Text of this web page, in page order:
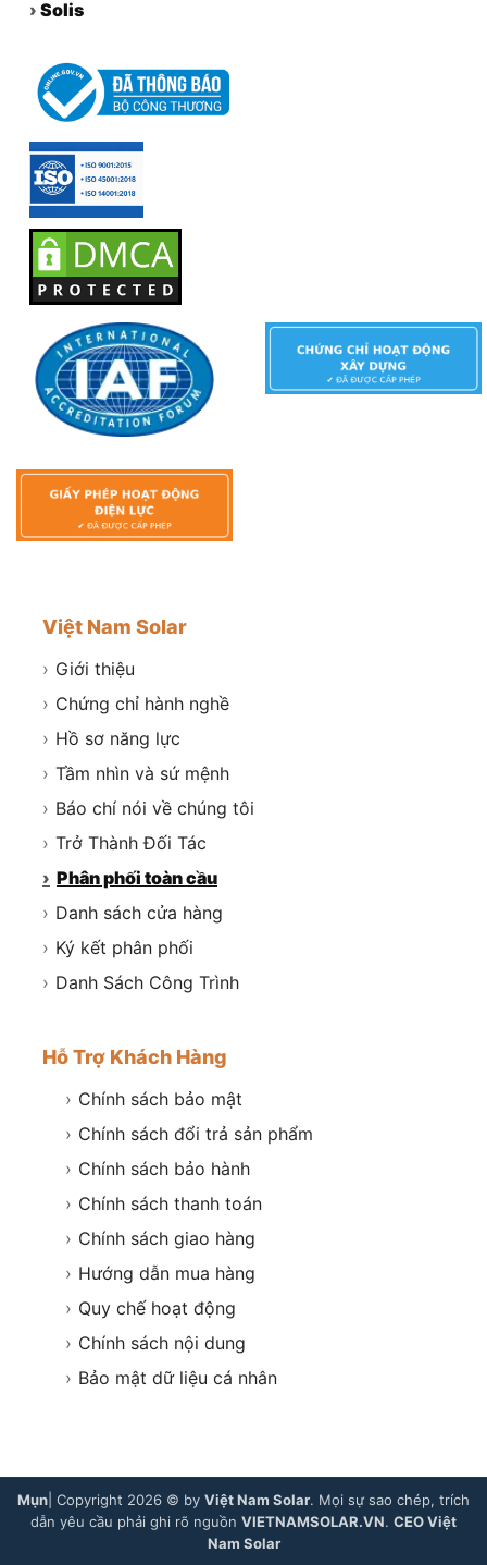
› Solis
Việt Nam Solar
› Giới thiệu
› Chứng chỉ hành nghề
› Hồ sơ năng lực
› Tầm nhìn và sứ mệnh
› Báo chí nói về chúng tôi
› Trở Thành Đối Tác
› Phân phối toàn cầu
› Danh sách cửa hàng
› Ký kết phân phối
› Danh Sách Công Trình
Hỗ Trợ Khách Hàng
› Chính sách bảo mật
› Chính sách đổi trả sản phẩm
› Chính sách bảo hành
› Chính sách thanh toán
› Chính sách giao hàng
› Hướng dẫn mua hàng
› Quy chế hoạt động
› Chính sách nội dung
› Bảo mật dữ liệu cá nhân
Mụn | Copyright 2026 © by Việt Nam Solar. Mọi sự sao chép, trích
dẫn yêu cầu phải ghi rõ nguồn VIETNAMSOLAR.VN. CEO Việt
Nam Solar